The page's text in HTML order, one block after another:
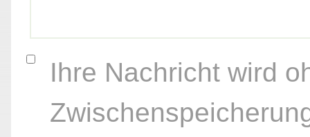
Ihre Nachricht wird